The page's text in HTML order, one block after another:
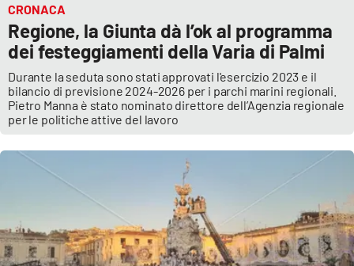
PROGETTI
SPECIALI
Buona Sanità Calabria
Destinazioni
Food
CRONACA
Regione, la Giunta dà l’ok al programma
dei festeggiamenti della Varia di Palmi
Durante la seduta sono stati approvati l'esercizio 2023 e il
bilancio di previsione 2024-2026 per i parchi marini regionali.
Pietro Manna è stato nominato direttore dell’Agenzia regionale
per le politiche attive del lavoro